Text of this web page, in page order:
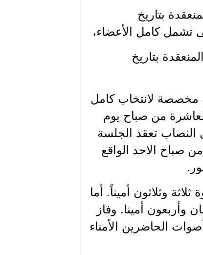
بتاريخ
بتاريخ
مخصصة لانتخاب كامل
من صباح يوم
عدم اكتمال النصاب تعقد الجلسة
صباح الاحد الواقع
وثلاثون أميناً. أما
وأربعون أمينا. وفاز
الحاضرين الأمناء